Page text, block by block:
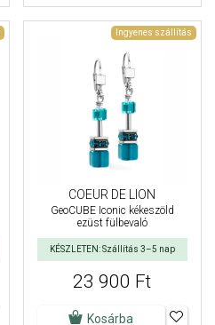
Ingyenes szállítás
COEUR DE LION
GeoCUBE Iconic kékeszöld
ezüst fülbevaló
KÉSZLETEN: Szállítás 3–5 nap
23 900 Ft
Kosárba